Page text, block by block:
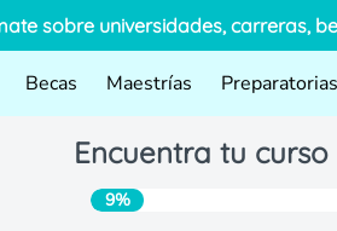
sobre universidades, carreras,
Becas Maestrías Preparatorias
Encuentra tu
9%